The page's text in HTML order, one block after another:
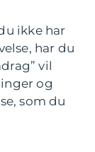
ikke har
har du
vil
og
som du